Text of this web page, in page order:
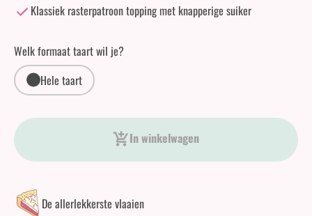
Klassiek rasterpatroon topping met knapperige suiker
Welk formaat taart wil je?
Hele taart
Kersen Rastervlaai aantal
In winkelwagen
De allerlekkerste vlaaien